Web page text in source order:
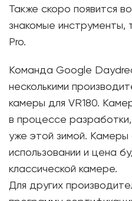
Также скоро появится
знакомые инструменты,
Pro.
Команда Google
несколькими
камеры для VR180.
в процессе
уже этой зимой. Камеры
использовании и цена
классической камере.
Для других